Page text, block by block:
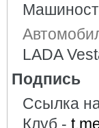
LADA
Подпись
Ссылка
Клуб -